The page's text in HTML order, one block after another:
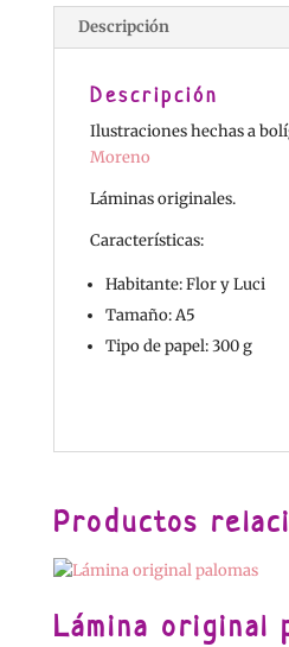
Descripción
Descripción
Ilustraciones hechas a
Moreno
Láminas originales.
Características:
Habitante: Flor y Luci
Tamaño: A5
Tipo de papel: 300 g
Productos
Lámina original